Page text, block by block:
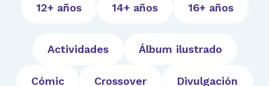
12+ años 14+ años 16+ años
Actividades Álbum ilustrado
Cómic Crossover Divulgación